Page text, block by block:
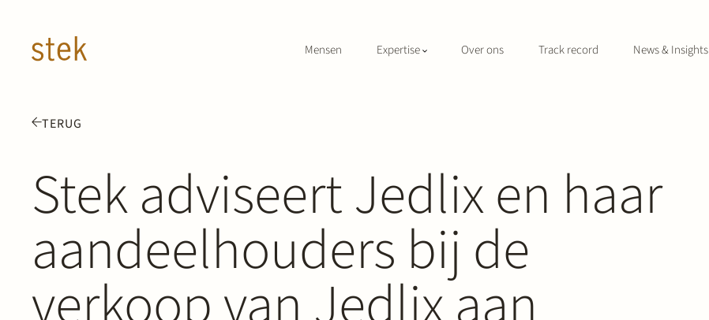
Mensen Expertise Over ons Track record News & Insights
TERUG
Stek adviseert Jedlix en haar
aandeelhouders bij de